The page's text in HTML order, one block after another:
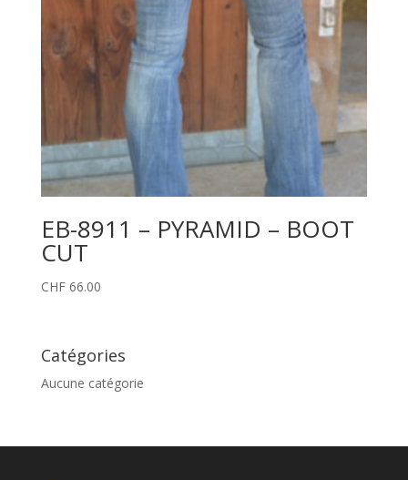
EB-8911 – PYRAMID – BOOT
CUT
CHF66.00
Catégories
Aucune catégorie